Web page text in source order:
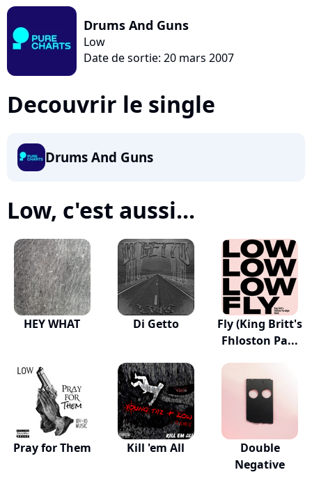
Drums And Guns
Low
Date de sortie: 20 mars 2007
Decouvrir le single
Drums And Guns
Low, c'est aussi...
HEY WHAT Di Getto
Fly (King Britt's
Fhloston Pa...
Pray for Them Kill 'em All
Double
Negative